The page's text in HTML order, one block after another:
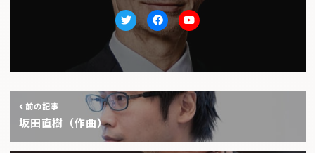
TwitterfacebookYoutube
前の記事
坂田直樹（作曲）